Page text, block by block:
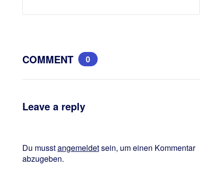
COMMENT 0
Leave a reply
Du musstangemeldetsein, um einen Kommentar
abzugeben.